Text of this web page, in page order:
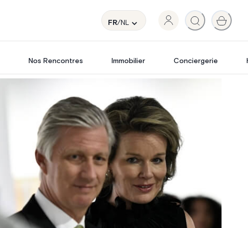
FR/NL
Nos Rencontres Immobilier Conciergerie